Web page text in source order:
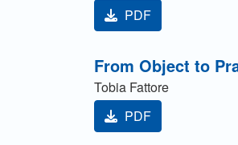
PDF
From Object to
Tobia Fattore
PDF